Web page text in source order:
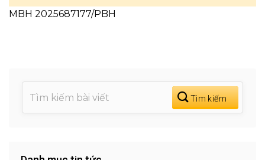
MBH 2025687177/PBH